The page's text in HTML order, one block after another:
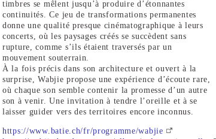
timbres se mêlent jusqu’à produire d’étonnantes
continuités. Ce jeu de transformations permanentes
donne une qualité presque cinématographique à leurs
concerts, où les paysages créés se succèdent sans
rupture, comme s’ils étaient traversés par un
mouvement souterrain.
À la fois précis dans son architecture et ouvert à la
surprise, Wabjie propose une expérience d’écoute rare,
où chaque son semble contenir la promesse d’un autre
son à venir. Une invitation à tendre l’oreille et à se
laisser guider vers des territoires encore inconnus.
https://www.batie.ch/fr/programme/wabjie